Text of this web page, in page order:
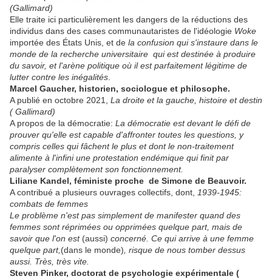
(Gallimard)
Elle traite ici particulièrement les dangers de la réductions des
individus dans des cases communautaristes de l'idéologie Woke
importée des États Unis, et de la confusion qui s'instaure dans le
monde de la recherche universitaire qui est destinée à produire
du savoir, et l'arène politique où il est parfaitement légitime de
lutter contre les inégalités
Marcel Gaucher, historien, sociologue et philosophe.
A publié en octobre 2021, La droite et la gauche, histoire et destin
( Gallimard)
A propos de la démocratie: La démocratie est devant le défi de
prouver qu'elle est capable d'affronter toutes les questions, y
compris celles qui fâchent le plus et dont le non-traitement
alimente à l'infini une protestation endémique qui finit par
paralyser complètement son fonctionnement.
Liliane Kandel, féministe proche de Simone de Beauvoir.
A contribué a plusieurs ouvrages collectifs, dont,
1939-1945:
combats de femmes
Le problème n'est pas simplement de manifester quand des
femmes sont réprimées ou opprimées quelque part, mais de
savoir que l'on est (aussi) concerné. Ce qui arrive à une femme
quelque part, (dans le monde) , risque de nous tomber dessus
aussi. Très, très vite.
Steven Pinker, doctorat de psychologie expérimentale (